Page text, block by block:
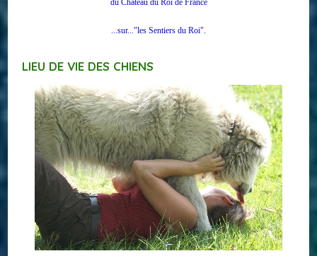
du Chateau du Roi de France
...sur..."les Sentiers du Roi".
LIEU DE VIE DES CHIENS